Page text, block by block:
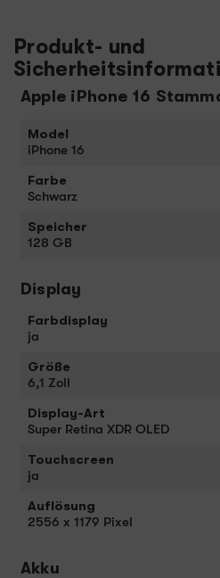
Produkt- und
Apple iPhone 16
Model
iPhone 16
Farbe
Schwarz
Speicher
128 GB
Display
Farbdisplay
ja
Größe
6,1 Zoll
Display-Art
Super Retina XDR OLED
Touchscreen
ja
Auflösung
2556 x 1179 Pixel
Akku